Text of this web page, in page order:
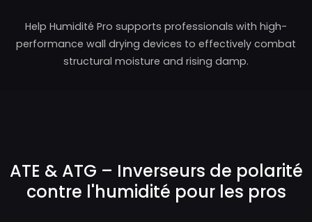
Help Humidité Pro supports professionals with high-
performance wall drying devices to effectively combat
structural moisture and rising damp.
ATE & ATG – Inverseurs de polarité
contre l'humidité pour les pros